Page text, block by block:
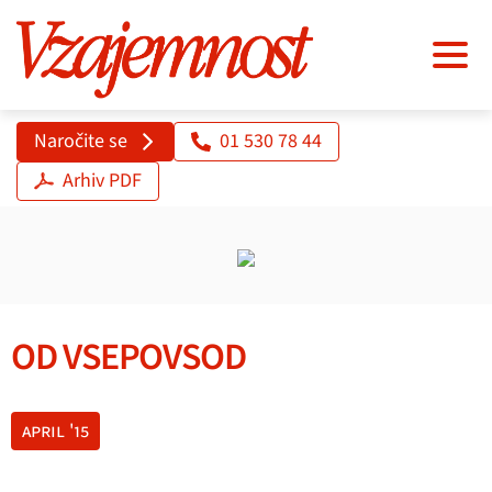
Naročite se
01 530 78 44
Arhiv PDF
OD VSEPOVSOD
april '15